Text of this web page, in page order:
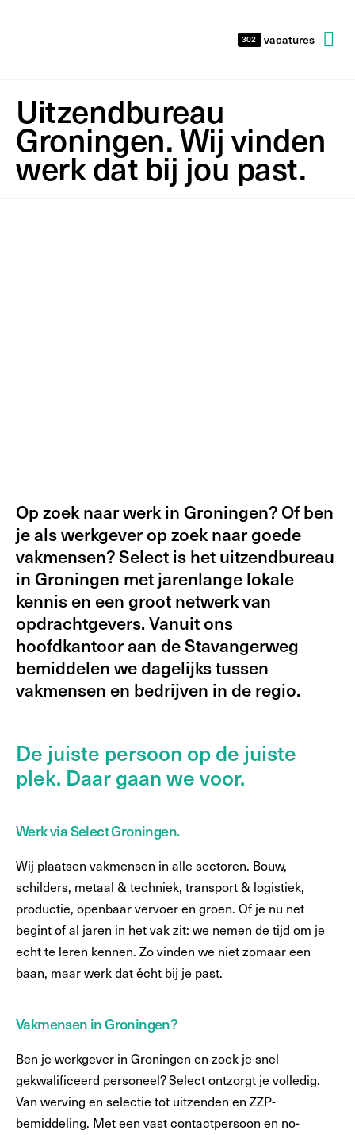
302 vacatures
Uitzendbureau
Groningen. Wij vinden
werk dat bij jou past.
Op zoek naar werk in Groningen? Of ben
je als werkgever op zoek naar goede
vakmensen? Select is het uitzendbureau
in Groningen met jarenlange lokale
kennis en een groot netwerk van
opdrachtgevers. Vanuit ons
hoofdkantoor aan de Stavangerweg
bemiddelen we dagelijks tussen
vakmensen en bedrijven in de regio.
De juiste persoon op de juiste
plek. Daar gaan we voor.
Werk via Select Groningen.
Wij plaatsen vakmensen in alle sectoren. Bouw,
schilders, metaal & techniek, transport & logistiek,
productie, openbaar vervoer en groen. Of je nu net
begint of al jaren in het vak zit: we nemen de tijd om je
echt te leren kennen. Zo vinden we niet zomaar een
baan, maar werk dat écht bij je past.
Vakmensen in Groningen?
Ben je werkgever in Groningen en zoek je snel
gekwalificeerd personeel? Select ontzorgt je volledig.
Van werving en selectie tot uitzenden en ZZP-
bemiddeling. Met een vast contactpersoon en no-